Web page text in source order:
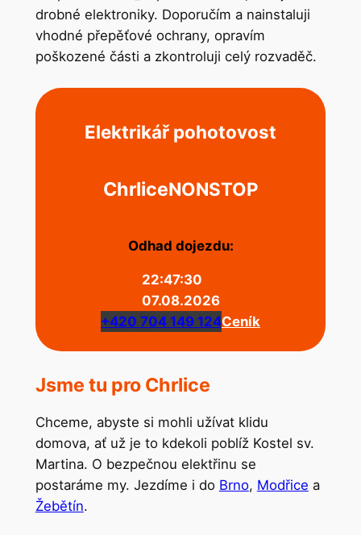
drobné elektroniky. Doporučím a nainstaluji
vhodné přepěťové ochrany, opravím
poškozené části a zkontroluji celý rozvaděč.
Elektrikář pohotovost
ChrliceNONSTOP
Odhad dojezdu:
22:47:30
07.08.2026
+420 704 149 124Ceník
Jsme tu pro Chrlice
Chceme, abyste si mohli užívat klidu
domova, ať už je to kdekoli poblíž Kostel sv.
Martina. O bezpečnou elektřinu se
postaráme my. Jezdíme i do Brno, Modřice a
Žebětín.